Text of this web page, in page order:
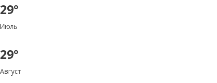
29°
Июль
29°
Август